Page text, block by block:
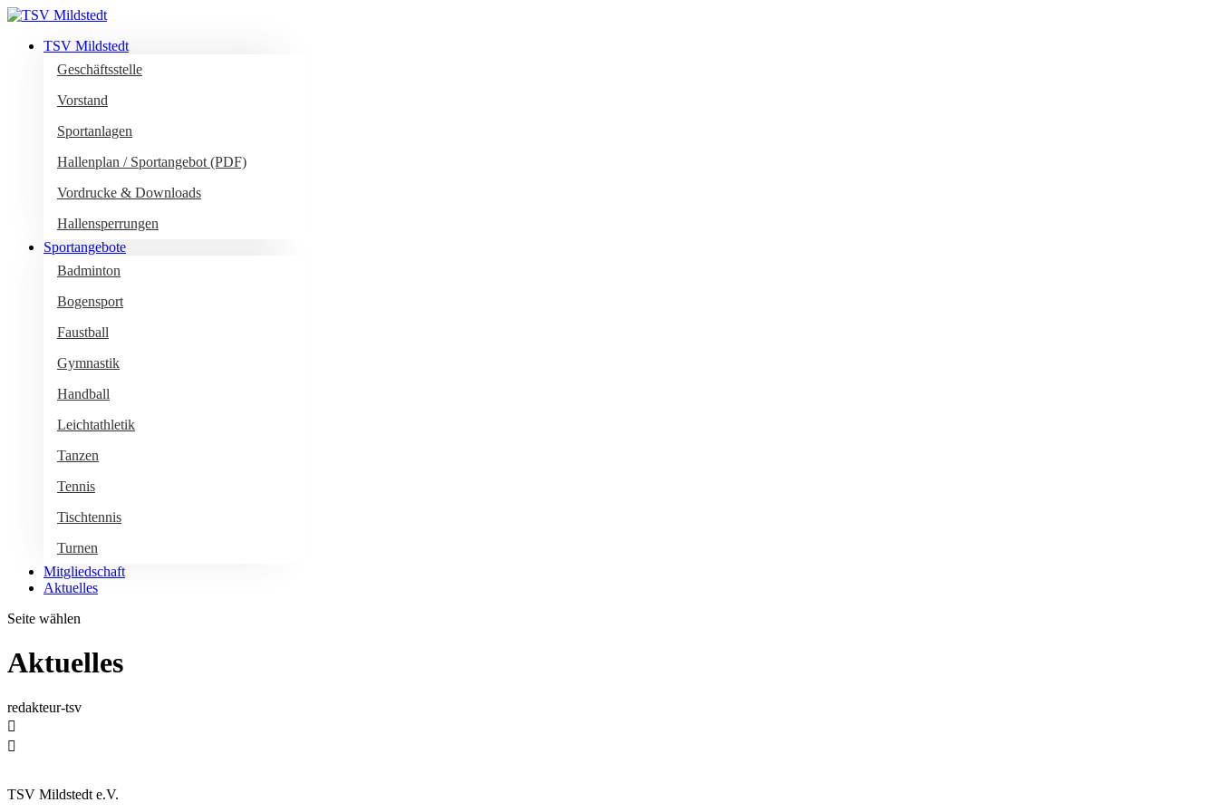
TSV Mildstedt
Geschäftsstelle
Vorstand
Sportanlagen
Hallenplan / Sportangebot (PDF)
Vordrucke & Downloads
Hallensperrungen
Sportangebote
Badminton
Bogensport
Faustball
Gymnastik
Handball
Leichtathletik
Tanzen
Tennis
Tischtennis
Turnen
Mitgliedschaft
Aktuelles
Seite wählen
Aktuelles
redakteur-tsv


TSV Mildstedt e.V.